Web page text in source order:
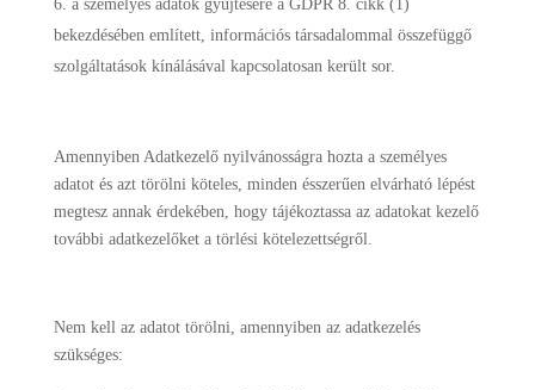
a személyes adatok gyűjtésére a GDPR 8. cikk (1)
bekezdésében említett, információs társadalommal összefüggő
szolgáltatások kínálásával kapcsolatosan került sor.
Amennyiben Adatkezelő nyilvánosságra hozta a személyes
adatot és azt törölni köteles, minden ésszerűen elvárható lépést
megtesz annak érdekében, hogy tájékoztassa az adatokat kezelő
további adatkezelőket a törlési kötelezettségről.
Nem kell az adatot törölni, amennyiben az adatkezelés
szükséges: